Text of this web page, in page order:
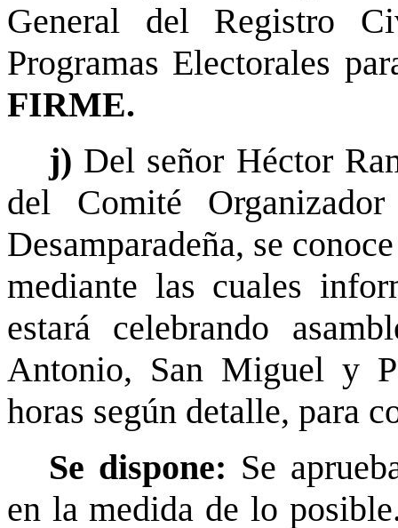
General del Registro
Programas Electorales
FIRME.
j) Del señor Héctor
del Comité
Desamparadeña, se
mediante las cuales
estará celebrando
Antonio, San Miguel y
horas según detalle, para
Se dispone: Se
en la medida de lo